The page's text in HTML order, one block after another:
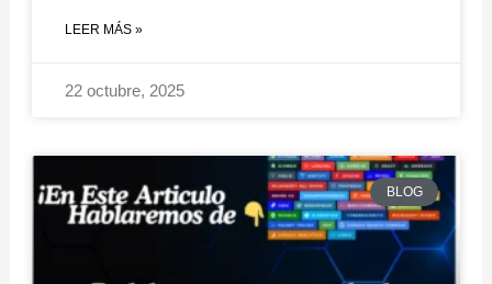
LEER MÁS »
22 octubre, 2025
BLOG